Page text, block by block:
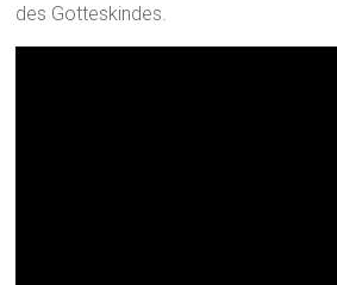
des Gotteskindes.